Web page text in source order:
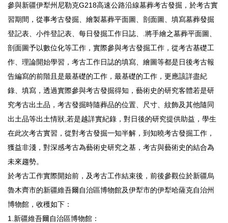
參與新疆伊犁州尼勒克G218高速公路沿線墓葬考古發掘，於考古實
習期間，從事考古發掘、繪製墓葬平面圖、剖面圖、填寫墓葬發掘
登記表、小件登記表、每日發掘工作日誌、.將手繪之墓葬平面圖、
剖面圖予以數位化等工作，實際參與考古發掘工作，從考古基礎工
作、理論開始學習，考古工作日誌的填寫、繪圖等都是日後考古報
告編寫的前階且是最基礎的工作，最基礎的工作，更應該詳盡紀
錄、填寫，透過實際參與考古發掘得知，藝術史的研究客體若是研
究考古出土品，考古發掘時隨葬品的位置、尺寸、紋飾及其他隨同
出土品等出土情狀,若是越詳實紀錄，對日後的研究提供助益，學生
在此次考古實習，從對考古發掘一知半解，到知曉考古發掘工作，
獲益非淺，對深感考古為藝術史研究之基，考古與藝術史的結合為
未來趨勢。
於考古工作實際開始前，及考古工作結束後，前後參觀位於新疆烏
魯木齊市的新疆維吾爾自治區博物館及伊犁市的伊犁哈薩克自治州
博物館，收穫如下：
1.新疆維吾爾自治區博物館：